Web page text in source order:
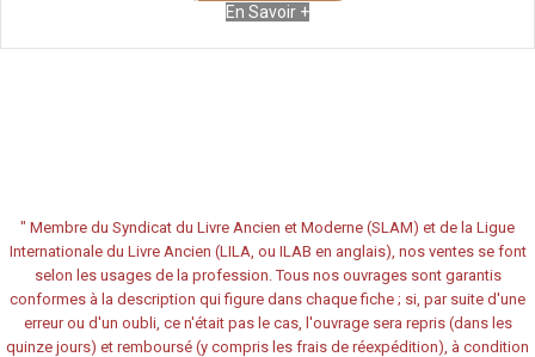
En Savoir +
" Membre du Syndicat du Livre Ancien et Moderne (SLAM) et de la Ligue
Internationale du Livre Ancien (LILA, ou ILAB en anglais), nos ventes se font
selon les usages de la profession. Tous nos ouvrages sont garantis
conformes à la description qui figure dans chaque fiche ; si, par suite d'une
erreur ou d'un oubli, ce n'était pas le cas, l'ouvrage sera repris (dans les
quinze jours) et remboursé (y compris les frais de réexpédition), à condition